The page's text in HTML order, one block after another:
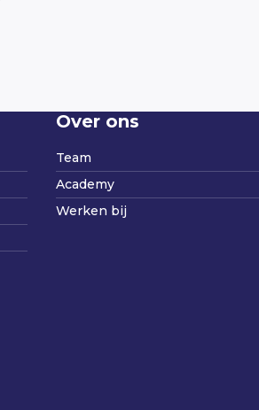
Over ons
Team
Academy
Werken bij